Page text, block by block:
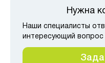
Нужна
Наши специалисты
интересующий вопрос